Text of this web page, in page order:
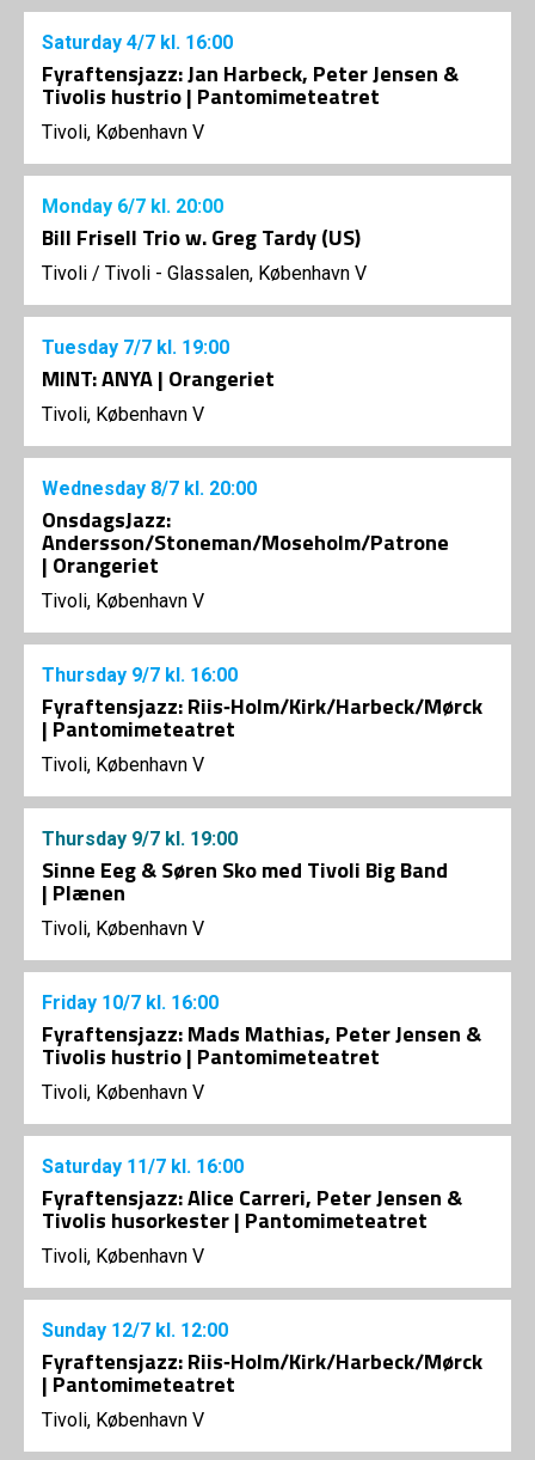
Saturday 4/7 kl. 16:00
Fyraftensjazz: Jan Harbeck, Peter Jensen &
Tivolis hustrio | Pantomimeteatret
Tivoli, København V
Monday 6/7 kl. 20:00
Bill Frisell Trio w. Greg Tardy (US)
Tivoli / Tivoli - Glassalen, København V
Tuesday 7/7 kl. 19:00
MINT: ANYA | Orangeriet
Tivoli, København V
Wednesday 8/7 kl. 20:00
OnsdagsJazz:
Andersson/Stoneman/Moseholm/Patrone
| Orangeriet
Tivoli, København V
Thursday 9/7 kl. 16:00
Fyraftensjazz: Riis‑Holm/Kirk/Harbeck/Mørck
| Pantomimeteatret
Tivoli, København V
Thursday 9/7 kl. 19:00
Sinne Eeg & Søren Sko med Tivoli Big Band
| Plænen
Tivoli, København V
Friday 10/7 kl. 16:00
Fyraftensjazz: Mads Mathias, Peter Jensen &
Tivolis hustrio | Pantomimeteatret
Tivoli, København V
Saturday 11/7 kl. 16:00
Fyraftensjazz: Alice Carreri, Peter Jensen &
Tivolis husorkester | Pantomimeteatret
Tivoli, København V
Sunday 12/7 kl. 12:00
Fyraftensjazz: Riis‑Holm/Kirk/Harbeck/Mørck
| Pantomimeteatret
Tivoli, København V